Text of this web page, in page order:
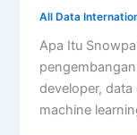
All Data
Apa Itu
developer,
machine